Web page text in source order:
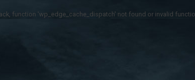
function 'wp_edge_cache_dispatch' not found or invalid